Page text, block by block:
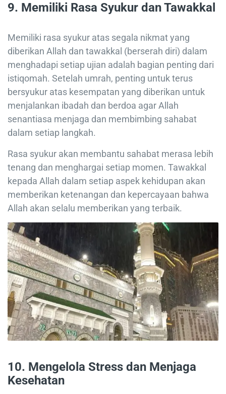
9. Memiliki Rasa Syukur dan Tawakkal
Memiliki rasa syukur atas segala nikmat yang
diberikan Allah dan tawakkal (berserah diri) dalam
menghadapi setiap ujian adalah bagian penting dari
istiqomah. Setelah umrah, penting untuk terus
bersyukur atas kesempatan yang diberikan untuk
menjalankan ibadah dan berdoa agar Allah
senantiasa menjaga dan membimbing sahabat
dalam setiap langkah.
Rasa syukur akan membantu sahabat merasa lebih
tenang dan menghargai setiap momen. Tawakkal
kepada Allah dalam setiap aspek kehidupan akan
memberikan ketenangan dan kepercayaan bahwa
Allah akan selalu memberikan yang terbaik.
10. Mengelola Stress dan Menjaga
Kesehatan